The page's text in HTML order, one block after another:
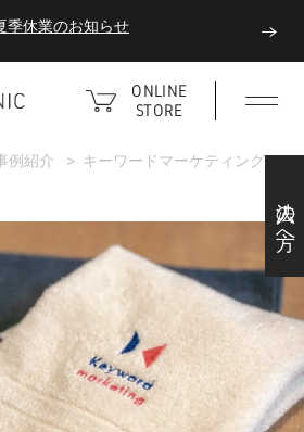
季休業のお知らせ
夏をアクティブに楽しむ夏タオル
夏季休業のお知らせ
ONLINE
STORE
法人の方へ
例紹介 キーワードマーケティング